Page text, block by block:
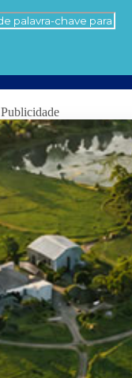
Publicidade